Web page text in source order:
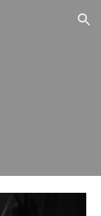
Skip to navigation